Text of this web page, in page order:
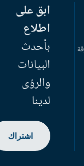
ابق على
اطلاع
بأحدث
البيانات
والرؤى
لدينا
اشتراك